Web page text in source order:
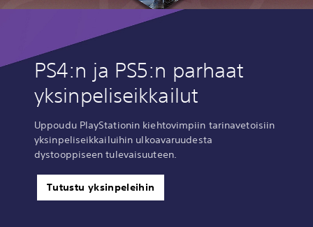
PS4:n ja PS5:n parhaat
yksinpeliseikkailut
Uppoudu PlayStationin kiehtovimpiin tarinavetoisiin
yksinpeliseikkailuihin ulkoavaruudesta
dystooppiseen tulevaisuuteen.
Tutustu yksinpeleihin